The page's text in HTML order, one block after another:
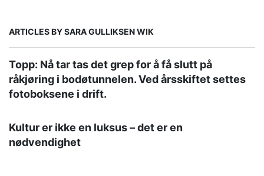
ARTICLES BY SARA GULLIKSEN WIK
Topp: Nå tar tas det grep for å få slutt på
råkjøring i bodøtunnelen. Ved årsskiftet settes
fotoboksene i drift.
Kultur er ikke en luksus – det er en
nødvendighet